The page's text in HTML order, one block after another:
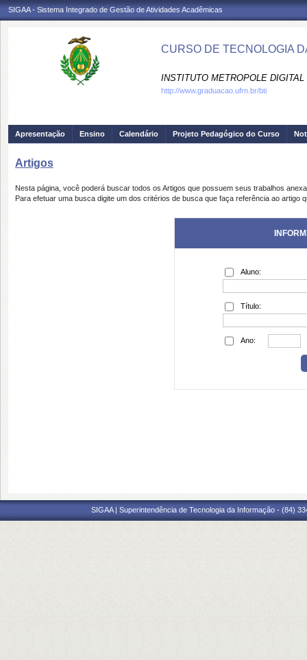
SIGAA - Sistema Integrado de Gestão de Atividades Acadêmicas
CURSO DE TECNOLOGIA
INSTITUTO METROPOLE DIGITAL
http://www.graduacao.ufrn.br/bti
Apresentação Ensino Calendário Projeto Pedagógico do Curso
Artigos
Nesta página, você poderá buscar todos os Artigos que possuem seus trabalhos
Para efetuar uma busca digite um dos critérios de busca que faça referência ao artigo
Aluno:
Título:
Ano:
SIGAA | Superintendência de Tecnologia da Informação - (84)